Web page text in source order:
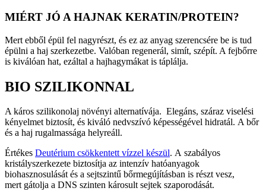
MIÉRT JÓ A HAJNAK KERATIN/PROTEIN?
Mert ebből épül fel nagyrészt, és ez az anyag szerencsére be is tud
épülni a haj szerkezetbe. Valóban regenerál, simít, szépít. A fejbőrre
is kiválóan hat, ezáltal a hajhagymákat is táplálja.
BIO SZILIKONNAL
A káros szilikonolaj növényi alternatívája. Elegáns, száraz viselési
kényelmet biztosít, és kiváló nedvszívó képességével hidratál. A bőr
és a haj rugalmassága helyreáll.
Értékes Deutérium csökkentett vízzel készül. A szabályos
kristályszerkezete biztosítja az intenzív hatóanyagok
biohasznosulását és a sejtszintű bőrmegújításban is részt vesz,
mert gátolja a DNS szinten károsult sejtek szaporodását.